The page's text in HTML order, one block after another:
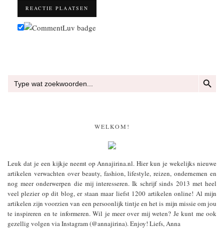
naar:
WELKOM!
Leuk dat je een kijkje neemt op Annajirina.nl. Hier kun je wekelijks nieuwe
artikelen verwachten over beauty, fashion, lifestyle, reizen, ondernemen en
nog meer onderwerpen die mij interesseren. Ik schrijf sinds 2013 met heel
veel plezier op dit blog, er staan maar liefst 1200 artikelen online! Al mijn
artikelen zijn voorzien van een persoonlijk tintje en het is mijn missie om jou
te inspireren en te informeren. Wil je meer over mij weten? Je kunt me ook
gezellig volgen via Instagram (@annajirina). Enjoy! Liefs, Anna